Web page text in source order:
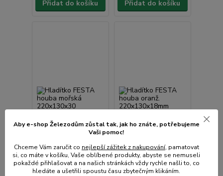
Přidat do košíku Přidat do košíku
Aby e-shop Železodům zůstal tak, jak ho znáte, potřebujeme
Vaši pomoc!
Chceme Vám zaručit co nejlepší zážitek z nakupování, pamatovat
si, co máte v košíku, Vaše oblíbené produkty, abyste se nemuseli
pokaždé přihlašovat a na našich stránkách vždy rychle našli to, co
hledáte a ušetřili spoustu času zbytečným klikáním.